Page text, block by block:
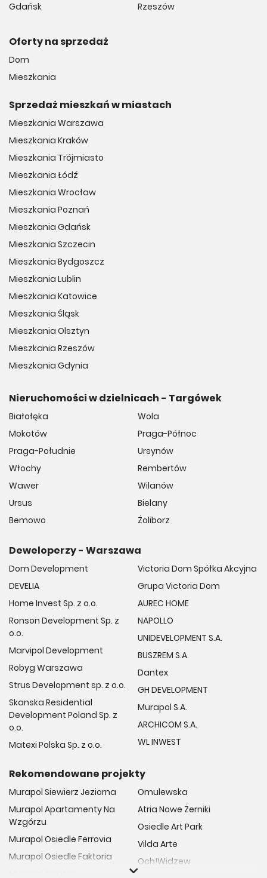
Gdańsk
Rzeszów
Oferty na sprzedaż
Dom
Mieszkania
Sprzedaż mieszkań w miastach
Mieszkania Warszawa
Mieszkania Kraków
Mieszkania Trójmiasto
Mieszkania Łódź
Mieszkania Wrocław
Mieszkania Poznań
Mieszkania Gdańsk
Mieszkania Szczecin
Mieszkania Bydgoszcz
Mieszkania Lublin
Mieszkania Katowice
Mieszkania Śląsk
Mieszkania Olsztyn
Mieszkania Rzeszów
Mieszkania Gdynia
Nieruchomości w dzielnicach - Targówek
Białołęka
Mokotów
Praga-Południe
Włochy
Wawer
Ursus
Bemowo
Wola
Praga-Północ
Ursynów
Rembertów
Wilanów
Bielany
Żoliborz
Deweloperzy - Warszawa
Dom Development
DEVELIA
Home Invest Sp. z o.o.
Ronson Development Sp. z
o.o.
Marvipol Development
Robyg Warszawa
Strus Development sp. z o.o.
Skanska Residential
Development Poland Sp. z
o.o.
Matexi Polska Sp. z o.o.
Victoria Dom Spółka Akcyjna
Grupa Victoria Dom
AUREC HOME
NAPOLLO
UNIDEVELOPMENT S.A.
BUSZREM S.A.
Dantex
GH DEVELOPMENT
Murapol S.A.
ARCHICOM S.A.
WL INWEST
Rekomendowane projekty
Murapol Siewierz Jeziorna
Murapol Apartamenty Na
Wzgórzu
Murapol Osiedle Ferrovia
Murapol Osiedle Faktoria
Omulewska
Atria Nowe Żerniki
Osiedle Art Park
Vilda Arte
Och!Widzew